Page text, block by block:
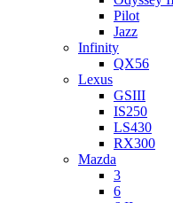
Pilot
Jazz
Infinity
QX56
Lexus
GSIII
IS250
LS430
RX300
Mazda
3
6